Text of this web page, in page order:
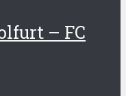
– FC